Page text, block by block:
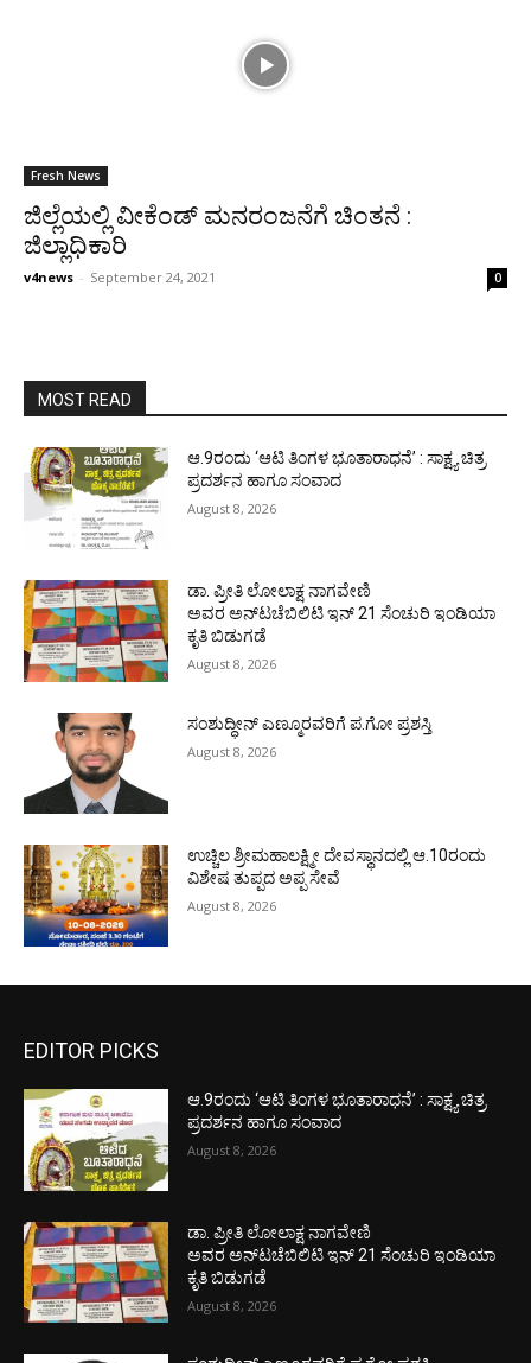
Fresh News
ಜಿಲ್ಲೆಯಲ್ಲಿ ವೀಕೆಂಡ್ ಮನರಂಜನೆಗೆ ಚಿಂತನೆ :
ಜಿಲ್ಲಾಧಿಕಾರಿ
v4news - September 24, 2021 0
MOST READ
ಆ.9ರಂದು ‘ಆಟಿ ತಿಂಗಳ ಭೂತಾರಾಧನೆ’ : ಸಾಕ್ಷ್ಯ ಚಿತ್ರ
ಪ್ರದರ್ಶನ ಹಾಗೂ ಸಂವಾದ
August 8, 2026
ಡಾ. ಪ್ರೀತಿ ಲೋಲಾಕ್ಷ ನಾಗವೇಣಿ
ಅವರ ಅನ್‌ಟಚೆಬಿಲಿಟಿ ಇನ್ 21 ಸೆಂಚುರಿ ಇಂಡಿಯಾ
ಕೃತಿ ಬಿಡುಗಡೆ
August 8, 2026
ಸಂಶುದ್ಧೀನ್ ಎಣ್ಮೂರವರಿಗೆ ಪ.ಗೋ ಪ್ರಶಸ್ತಿ
August 8, 2026
ಉಚ್ಚಿಲ ಶ್ರೀಮಹಾಲಕ್ಷ್ಮೀ ದೇವಸ್ಥಾನದಲ್ಲಿ ಆ.10ರಂದು
ವಿಶೇಷ ತುಪ್ಪದ ಅಪ್ಪ ಸೇವೆ
August 8, 2026
EDITOR PICKS
ಆ.9ರಂದು ‘ಆಟಿ ತಿಂಗಳ ಭೂತಾರಾಧನೆ’ : ಸಾಕ್ಷ್ಯ ಚಿತ್ರ
ಪ್ರದರ್ಶನ ಹಾಗೂ ಸಂವಾದ
August 8, 2026
ಡಾ. ಪ್ರೀತಿ ಲೋಲಾಕ್ಷ ನಾಗವೇಣಿ
ಅವರ ಅನ್‌ಟಚೆಬಿಲಿಟಿ ಇನ್ 21 ಸೆಂಚುರಿ ಇಂಡಿಯಾ
ಕೃತಿ ಬಿಡುಗಡೆ
August 8, 2026